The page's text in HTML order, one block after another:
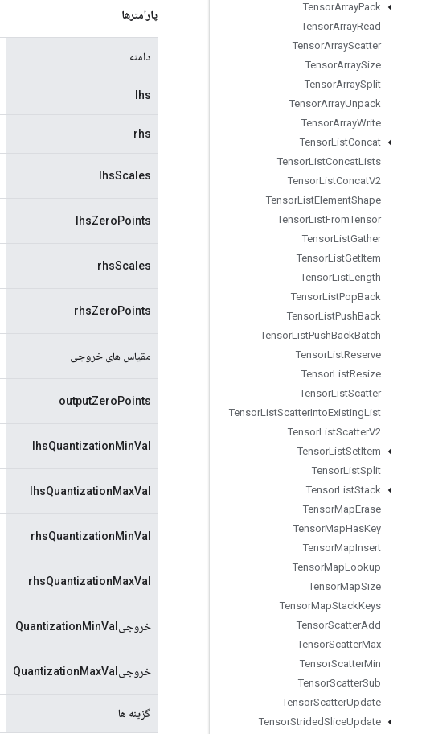
TensorArrayPack
TensorArrayRead
TensorArrayScatter
TensorArraySize
TensorArraySplit
TensorArrayUnpack
TensorArrayWrite
TensorListConcat
TensorListConcatLists
TensorListConcatV2
TensorListElementShape
TensorListFromTensor
TensorListGather
TensorListGetItem
TensorListLength
TensorListPopBack
TensorListPushBack
TensorListPushBackBatch
TensorListReserve
TensorListResize
TensorListScatter
TensorListScatterIntoExistingList
TensorListScatterV2
TensorListSetItem
TensorListSplit
TensorListStack
TensorMapErase
TensorMapHasKey
TensorMapInsert
TensorMapLookup
TensorMapSize
TensorMapStackKeys
TensorScatterAdd
TensorScatterMax
TensorScatterMin
TensorScatterSub
TensorScatterUpdate
TensorStridedSliceUpdate
پارامترها
دامنه
lhs
rhs
lhsScales
lhsZeroPoints
rhsScales
rhsZeroPoints
مقیاس های خروجی
outputZeroPoints
lhsQuantizationMinVal
lhsQuantizationMaxVal
rhsQuantizationMinVal
rhsQuantizationMaxVal
خروجیQuantizationMinVal
خروجیQuantizationMaxVal
گزینه ها